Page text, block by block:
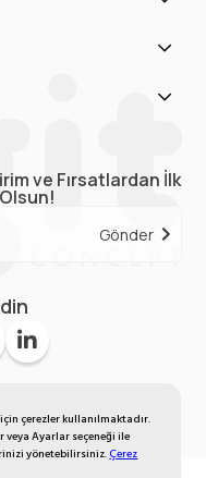
çerezler kullanılmaktadır.
veya Ayarlar seçeneği ile
yönetebilirsiniz.Çerez
ve Fırsatlardan İlk
Gönder